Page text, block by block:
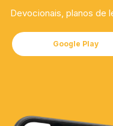
Devocionais, planos de
Google Play